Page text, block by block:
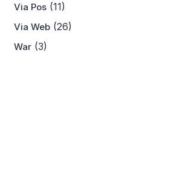
Via Pos (11)
Via Web (26)
War (3)